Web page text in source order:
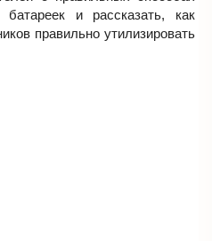
батареек и рассказать, как
правильно утилизировать